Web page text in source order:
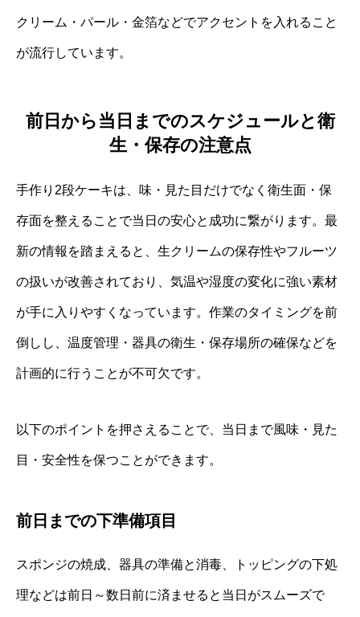
クリーム・パール・金箔などでアクセントを入れること
が流行しています。
前日から当日までのスケジュールと衛
生・保存の注意点
手作り2段ケーキは、味・見た目だけでなく衛生面・保
存面を整えることで当日の安心と成功に繋がります。最
新の情報を踏まえると、生クリームの保存性やフルーツ
の扱いが改善されており、気温や湿度の変化に強い素材
が手に入りやすくなっています。作業のタイミングを前
倒しし、温度管理・器具の衛生・保存場所の確保などを
計画的に行うことが不可欠です。
以下のポイントを押さえることで、当日まで風味・見た
目・安全性を保つことができます。
前日までの下準備項目
スポンジの焼成、器具の準備と消毒、トッピングの下処
理などは前日～数日前に済ませると当日がスムーズで